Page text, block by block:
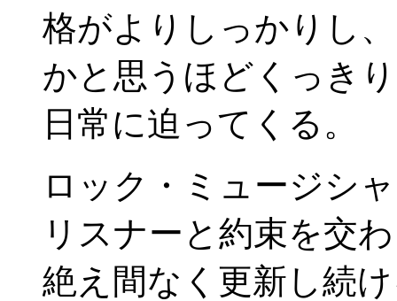
格がよりしっかりし
かと思うほどくっき
日常に迫ってくる。
ロック・ミュージシ
リスナーと約束を交
絶え間なく更新し続